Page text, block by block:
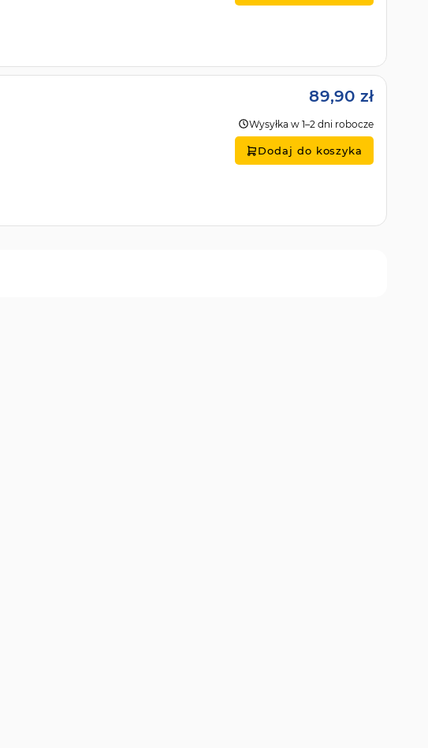
89,90 zł
Wysyłka w 1–2 dni robocze
Dodaj do koszyka